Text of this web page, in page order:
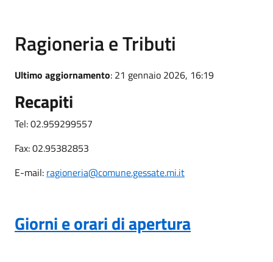
Ragioneria e Tributi
Ultimo aggiornamento: 21 gennaio 2026, 16:19
Recapiti
Tel: 02.959299557
Fax: 02.95382853
E-mail: ragioneria@comune.gessate.mi.it
Giorni e orari di apertura